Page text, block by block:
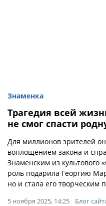
Знаменка
Трагедия всей
не смог спасти
Для миллионов зрителей он
воплощением закона и
Знаменским из культового
роль подарила Георгию
но и стала его творческим
5 ноября 2025, 14:25 Блог